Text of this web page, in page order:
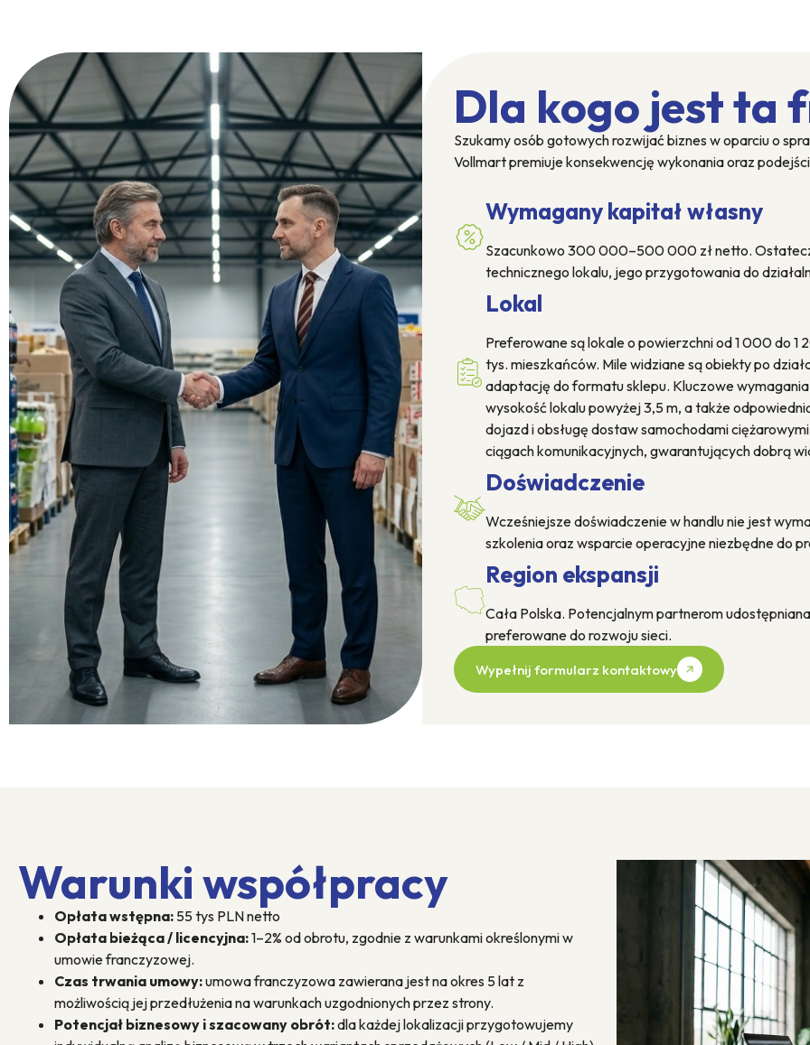
Dla kogo jest ta
Szukamy osób gotowych rozwijać biznes w oparciu o
Vollmart premiuje konsekwencję wykonania oraz
Wymagany kapitał własny
Szacunkowo 300 000–500 000 zł netto.
technicznego lokalu, jego przygotowania do
Lokal
Preferowane są lokale o powierzchni od 1 000 do
tys. mieszkańców. Mile widziane są obiekty po
adaptację do formatu sklepu. Kluczowe
wysokość lokalu powyżej 3,5 m, a także
dojazd i obsługę dostaw samochodami
ciągach komunikacyjnych, gwarantujących dobrą
Doświadczenie
Wcześniejsze doświadczenie w handlu nie jest
szkolenia oraz wsparcie operacyjne niezbędne do
Region ekspansji
Cała Polska. Potencjalnym partnerom
preferowane do rozwoju sieci.
Wypełnij formularz kontaktowy
Warunki współpracy
Opłata wstępna: 55 tys PLN netto
Opłata bieżąca / licencyjna:1–2% od obrotu, zgodnie z warunkami określonymi w
umowie franczyzowej.
Czas trwania umowy:umowa franczyzowa zawierana jest na okres 5 lat z
możliwością jej przedłużenia na warunkach uzgodnionych przez strony.
Potencjał biznesowy i szacowany obrót:dla każdej lokalizacji przygotowujemy